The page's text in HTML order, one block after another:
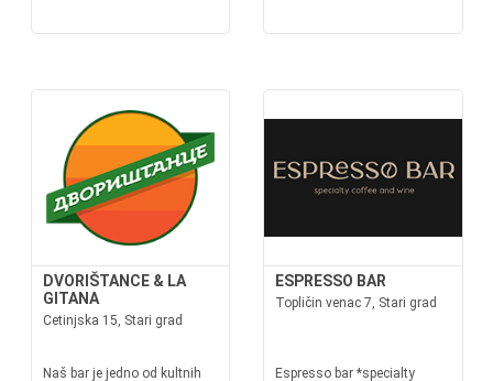
DVORIŠTANCE & LA
GITANA
Cetinjska 15, Stari grad
Naš bar je jedno od kultnih
ESPRESSO BAR
Topličin venac 7, Stari grad
Espresso bar *specialty